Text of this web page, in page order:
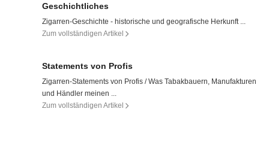
Geschichtliches
Zigarren-Geschichte - historische und geografische Herkunft ...
Zum vollständigen Artikel
Statements von Profis
Zigarren-Statements von Profis / Was Tabakbauern, Manufakturen
und Händler meinen ...
Zum vollständigen Artikel